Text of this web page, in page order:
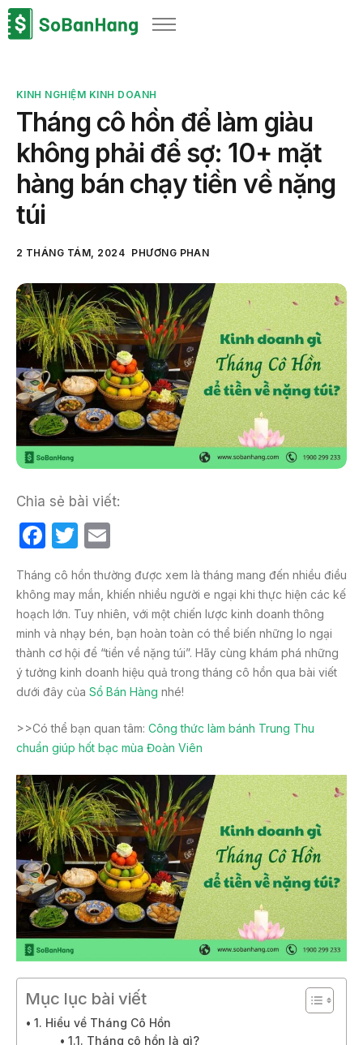
Sản phẩm
Bảng giá
Blog
Thông tin thuế
Về chúng tôi
KINH NGHIỆM KINH DOANH
Tháng cô hồn để làm giàu
không phải để sợ: 10+ mặt
hàng bán chạy tiền về nặng
túi
2 THÁNG TÁM, 2024 PHƯƠNG PHAN
Chia sẻ bài viết:
F
c
e
b
o
o
k
T
w
itt
er
ail
Tháng cô hồn thường được xem là tháng mang đến nhiều điều
không may mắn, khiến nhiều người e ngại khi thực hiện các kế
hoạch lớn. Tuy nhiên, với một chiến lược kinh doanh thông
minh và nhạy bén, bạn hoàn toàn có thể biến những lo ngại
thành cơ hội để “tiền về nặng túi”. Hãy cùng khám phá những
ý tưởng kinh doanh hiệu quả trong tháng cô hồn qua bài viết
dưới đây của Sổ Bán Hàng nhé!
>>Có thể bạn quan tâm: Công thức làm bánh Trung Thu
chuẩn giúp hốt bạc mùa Đoàn Viên
Mục lục bài viết
1. Hiểu về Tháng Cô Hồn
1.1. Tháng cô hồn là gì?